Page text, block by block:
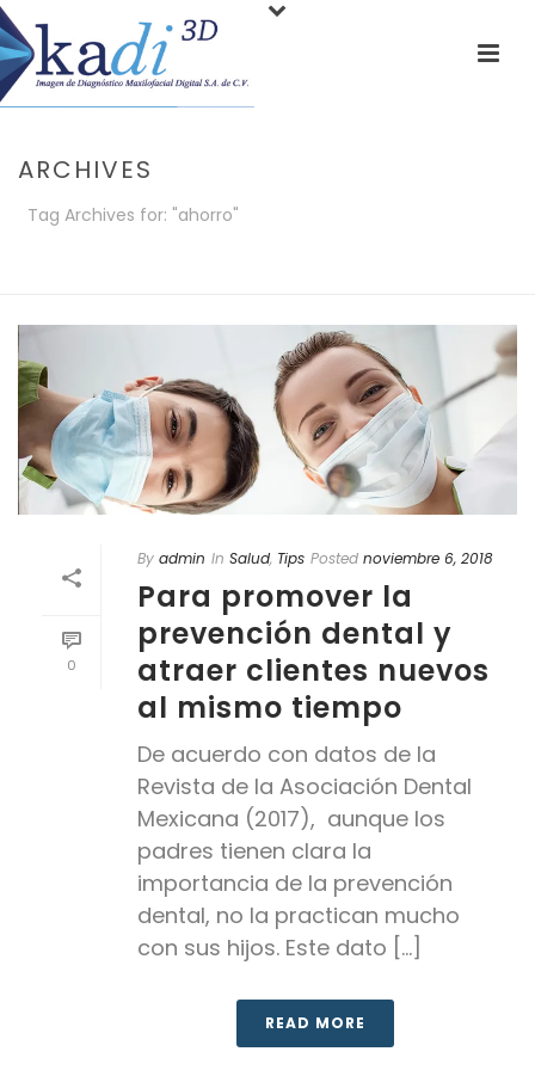
ARCHIVES
Tag Archives for: "ahorro"
0
By admin In Salud, Tips Posted noviembre 6, 2018
Para promover la
prevención dental y
atraer clientes nuevos
al mismo tiempo
De acuerdo con datos de la
Revista de la Asociación Dental
Mexicana (2017), aunque los
padres tienen clara la
importancia de la prevención
dental, no la practican mucho
con sus hijos. Este dato [...]
READ MORE